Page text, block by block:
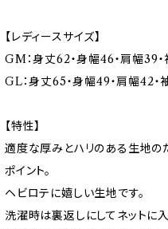
【レディースサイズ】
GM：身丈62・身幅46・肩幅39
GL：身丈65・身幅49・肩幅42・
【特性】
適度な厚みとハリのある生地の
ポイント。
ヘビロテに嬉しい生地です。
洗濯時は裏返しにしてネットに